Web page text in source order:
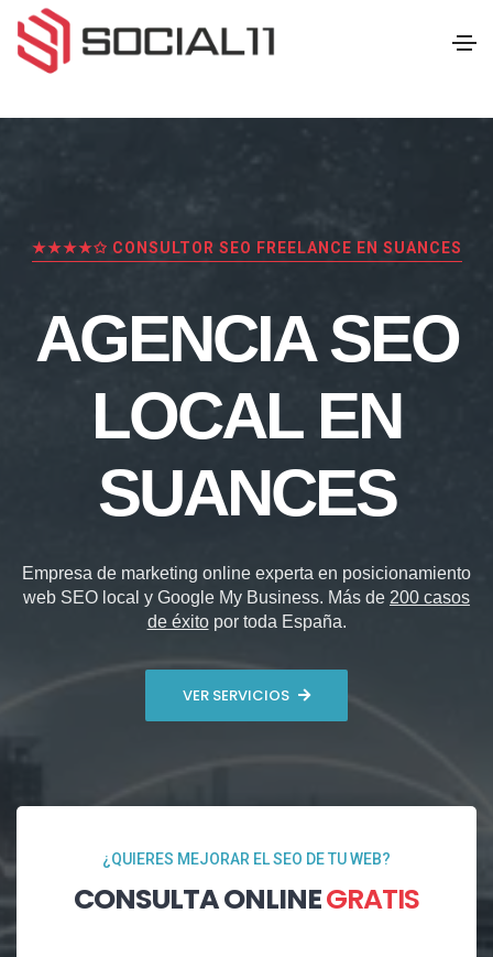
★★★★✩ CONSULTOR SEO FREELANCE EN SUANCES
AGENCIA SEO
LOCAL EN
SUANCES
Empresa de marketing online experta en posicionamiento
web SEO local y Google My Business. Más de 200 casos
de éxitopor toda España.
VER SERVICIOS
¿QUIERES MEJORAR EL SEO DE TU WEB?
CONSULTA ONLINEGRATIS